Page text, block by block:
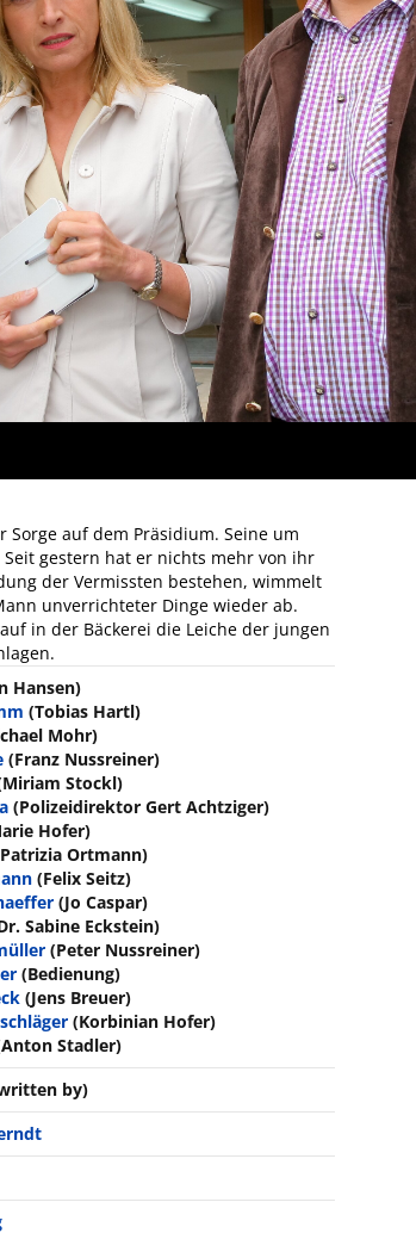
auf dem Präsidium. Seine um
gestern hat er nichts mehr von ihr
der Vermissten bestehen, wimmelt
unverrichteter Dinge wieder ab.
in der Bäckerei die Leiche der jungen
Hansen)
(Tobias Hartl)
Mohr)
(Franz Nussreiner)
Stockl)
(Polizeidirektor Gert Achtziger)
Hofer)
Ortmann)
(Felix Seitz)
(Jo Caspar)
Sabine Eckstein)
(Peter Nussreiner)
(Bedienung)
(Jens Breuer)
(Korbinian Hofer)
Stadler)
by)